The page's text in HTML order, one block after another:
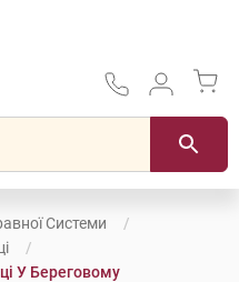
Системи
У Береговому